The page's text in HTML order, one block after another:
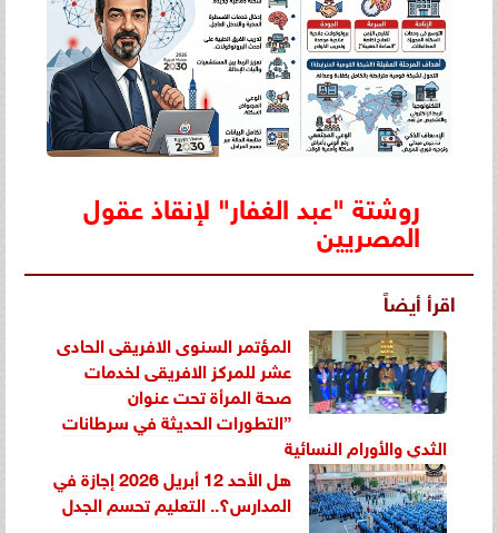
روشتة "عبد الغفار" لإنقاذ عقول
المصريين
اقرأ أيضاً
المؤتمر السنوى الافريقى الحادى
عشر للمركز الافريقى لخدمات
صحة المرأة تحت عنوان
”التطورات الحديثة في سرطانات
الثدي والأورام النسائية
هل الأحد 12 أبريل 2026 إجازة في
المدارس؟.. التعليم تحسم الجدل